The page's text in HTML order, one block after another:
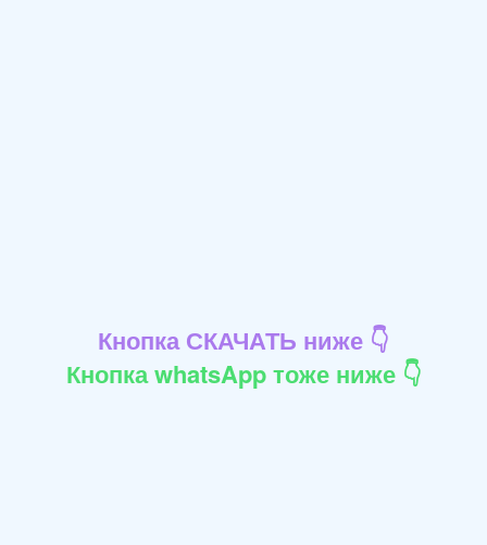
Кнопка СКАЧАТЬ ниже 👇
Кнопка whatsApp тоже ниже 👇